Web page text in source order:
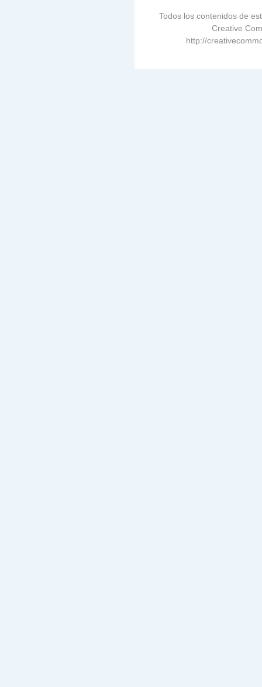
Todos los contenidos de
Creative
http://